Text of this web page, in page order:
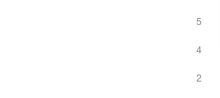
5
4
2